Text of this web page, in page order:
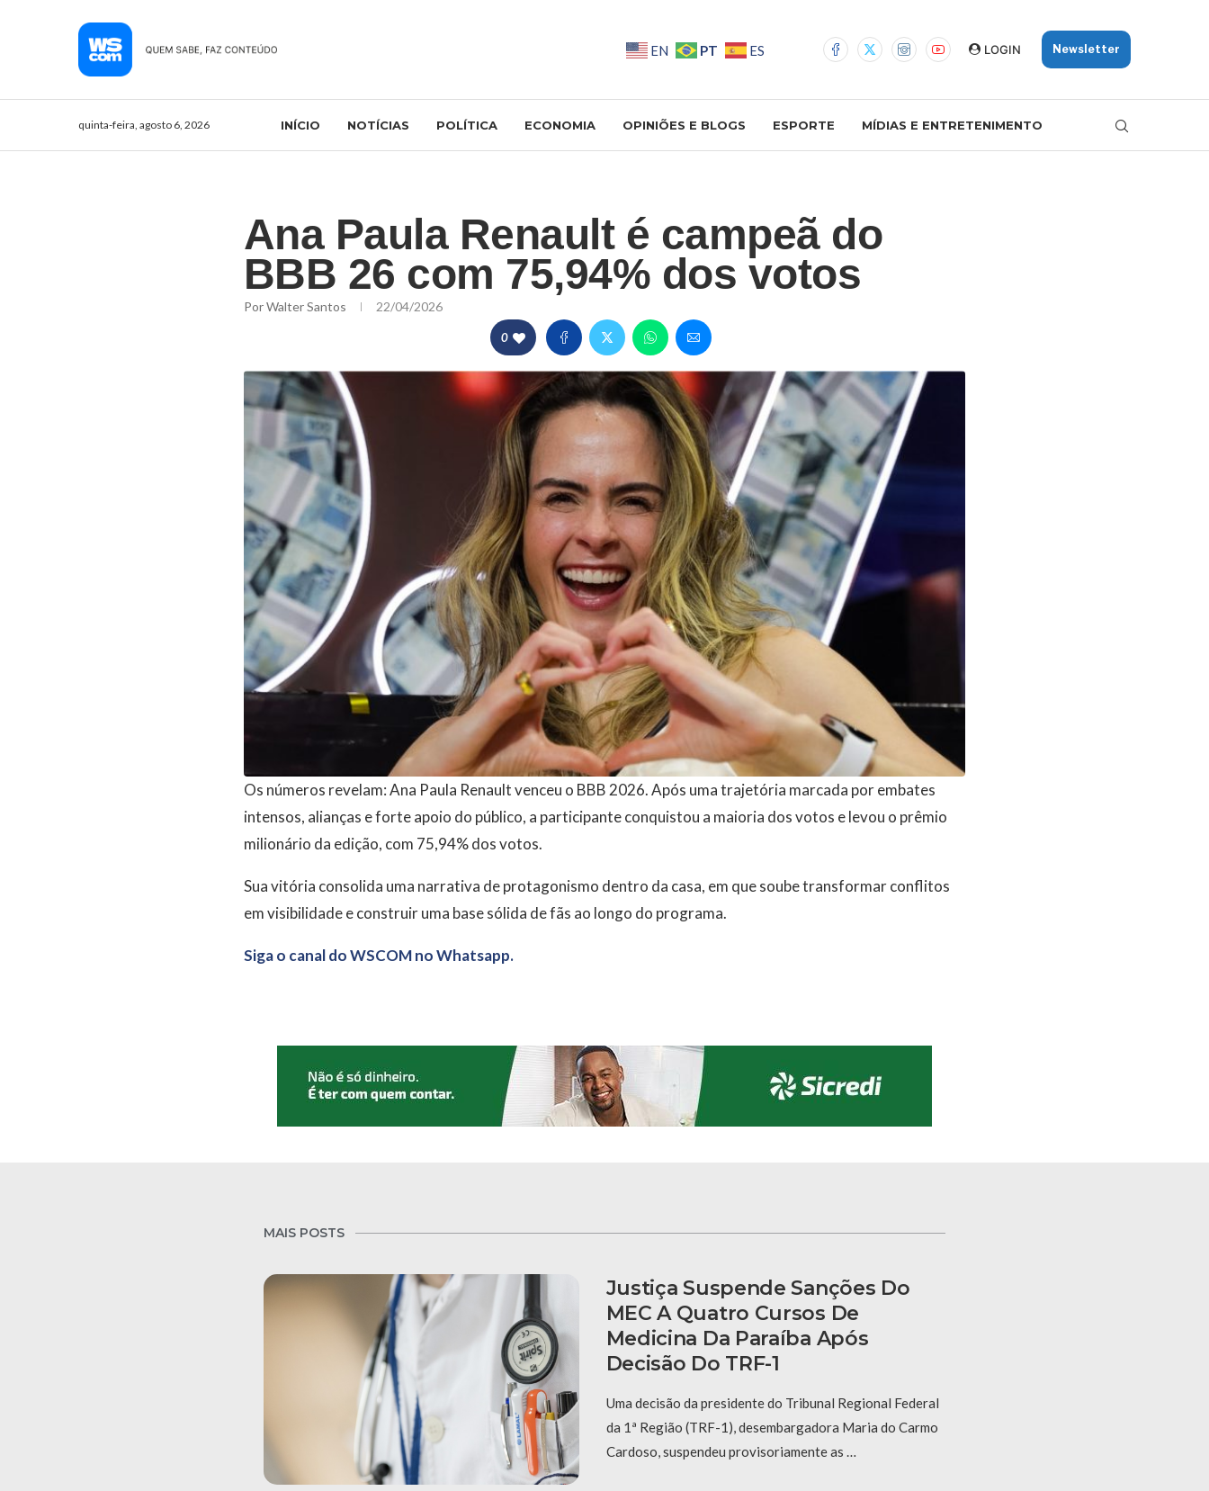
EN PT ES LOGIN Newsletter
quinta-feira, agosto 6, 2026 INÍCIO NOTÍCIAS POLÍTICA ECONOMIA OPINIÕES E BLOGS ESPORTE MÍDIAS E ENTRETENIMENTO
Ana Paula Renault é campeã do
BBB 26 com 75,94% dos votos
PorWalter Santos 22/04/2026
0
Os números revelam: Ana Paula Renault venceu o BBB 2026. Após uma trajetória marcada por embates
intensos, alianças e forte apoio do público, a participante conquistou a maioria dos votos e levou o prêmio
milionário da edição, com 75,94% dos votos.
Sua vitória consolida uma narrativa de protagonismo dentro da casa, em que soube transformar conflitos
em visibilidade e construir uma base sólida de fãs ao longo do programa.
Siga o canal do WSCOM no Whatsapp.
MAIS POSTS
Justiça Suspende Sanções Do
MEC A Quatro Cursos De
Medicina Da Paraíba Após
Decisão Do TRF-1
Uma decisão da presidente do Tribunal Regional Federal
da 1ª Região (TRF-1), desembargadora Maria do Carmo
Cardoso, suspendeu provisoriamente as …